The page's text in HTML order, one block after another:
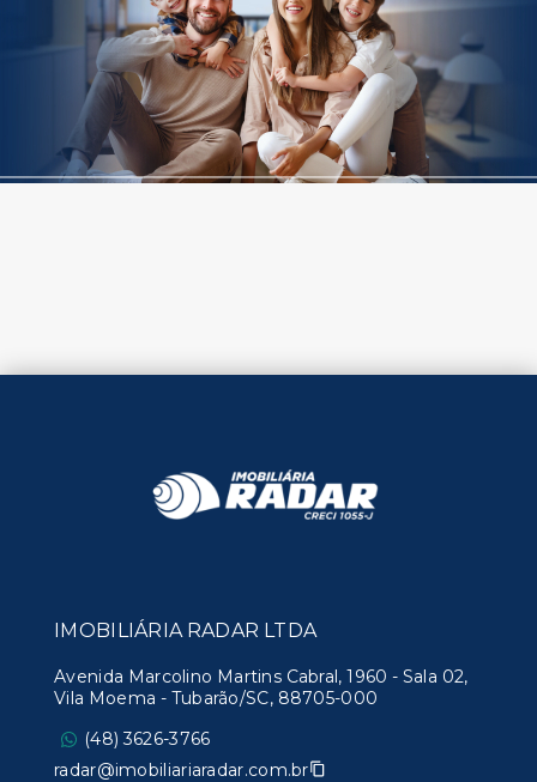
IMOBILIÁRIA RADAR LTDA
Avenida Marcolino Martins Cabral, 1960 - Sala 02,
Vila Moema - Tubarão/SC, 88705-000
(48) 3626-3766
radar@imobiliariaradar.com.br